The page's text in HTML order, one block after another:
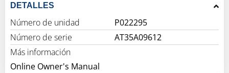
DETALLES
Número de unidad
P022295
Número de serie
AT35A09612
Más información
Online Owner's Manual